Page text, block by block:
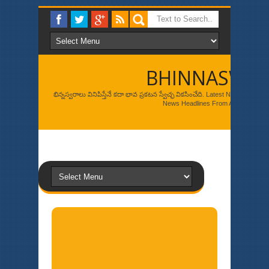
భిన్నస్వరాలు వినిపిస్తేనే కదా భావ ప్రకటన స్వేచ్ఛ వికసించేది. Latest News, Breaking
News Headlines From Around The